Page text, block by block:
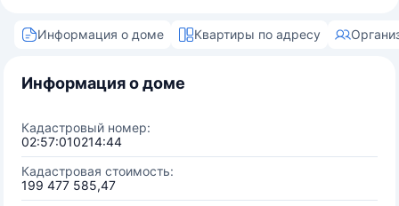
Информация о доме Квартиры по адресу
Информация о доме
Кадастровый номер:
02:57:010214:44
Кадастровая стоимость:
199 477 585,47